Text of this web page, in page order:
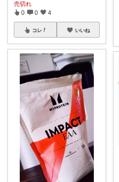
売切れ
0 0 4
コレ いいね